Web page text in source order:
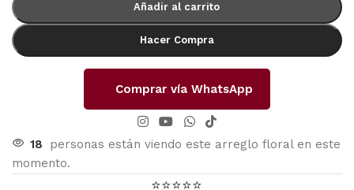
Añadir al carrito
Hacer Compra
Comprar vía WhatsApp
18
personas están viendo este arreglo floral en este
momento.
⭐⭐⭐⭐⭐